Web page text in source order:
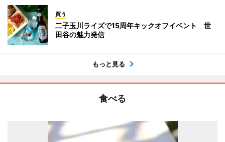
買う
二子玉川ライズで15周年キックオフイベント 世
田谷の魅力発信
もっと見る
食べる